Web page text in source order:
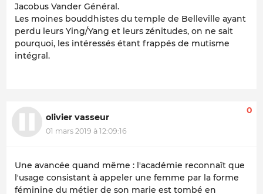
Jacobus Vander Général.
Les moines bouddhistes du temple de Belleville ayant
perdu leurs Ying/Yang et leurs zénitudes, on ne sait
pourquoi, les intéressés étant frappés de mutisme
intégral.
olivier vasseur
01 mars 2019 à 12:09:16
0
Une avancée quand même : l'académie reconnaît que
l'usage consistant à appeler une femme par la forme
féminine du métier de son marie est tombé en